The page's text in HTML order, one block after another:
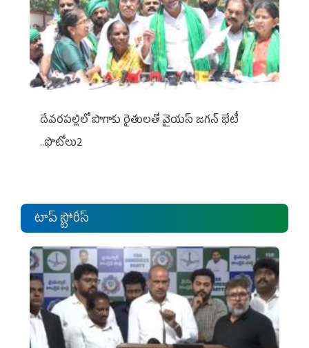
దేవరపల్లిలో పొగాకు రైతులతో వైయస్ జగన్ భేటీ
..ఫొటోలు2
టాప్ స్టోరీస్